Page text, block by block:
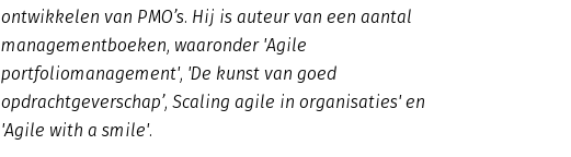
ontwikkelen van PMO’s. Hij is auteur van een aantal
managementboeken, waaronder 'Agile
portfoliomanagement', 'De kunst van goed
opdrachtgeverschap’, Scaling agile in organisaties' en
'Agile with a smile'.